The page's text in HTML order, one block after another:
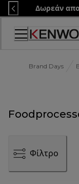
Skip
to
Content
Δωρεάν
Brand Days
Φίλτρο